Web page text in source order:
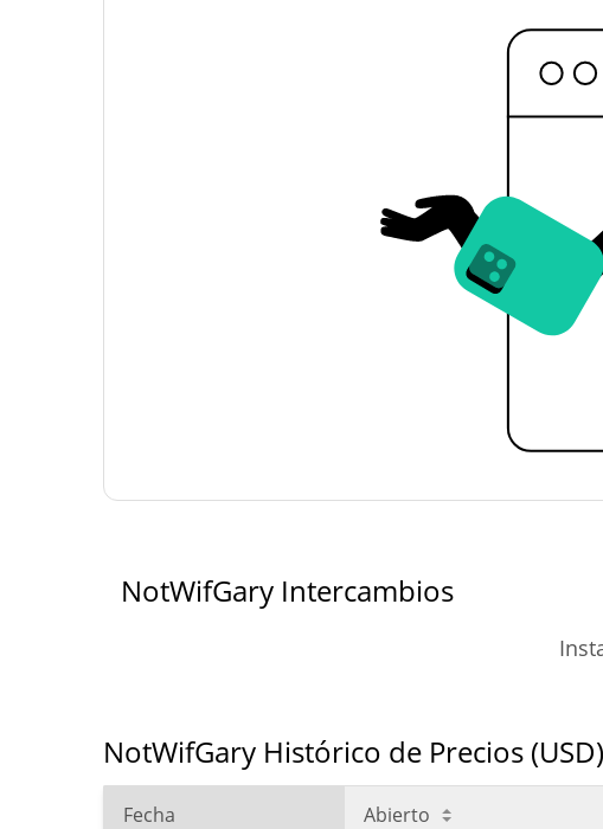
NotWifGary Intercambios
NotWifGary Histórico de Precios (USD)
Fecha Abierto